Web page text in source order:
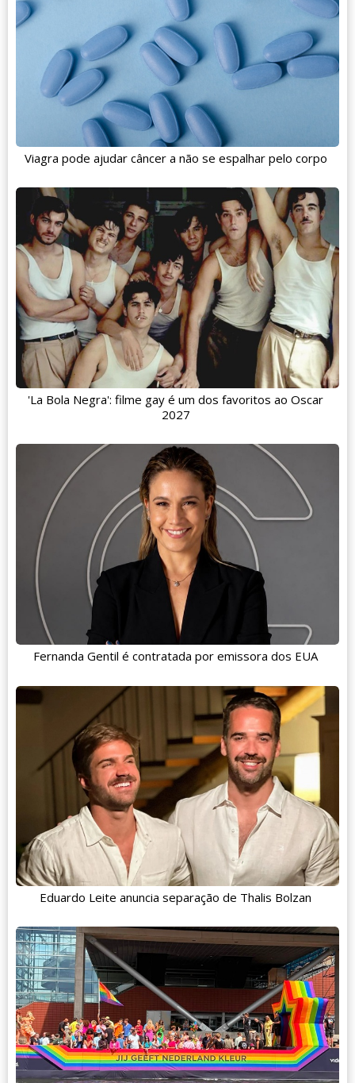
Viagra pode ajudar câncer a não se espalhar pelo corpo
'La Bola Negra': filme gay é um dos favoritos ao Oscar
2027
Fernanda Gentil é contratada por emissora dos EUA
Eduardo Leite anuncia separação de Thalis Bolzan